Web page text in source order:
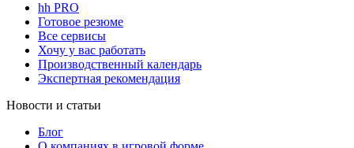
hh PRO
Готовое резюме
Все сервисы
Хочу у вас работать
Производственный календарь
Экспертная рекомендация
Новости и статьи
Блог